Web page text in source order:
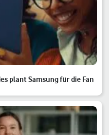
plant Samsung für die Fan